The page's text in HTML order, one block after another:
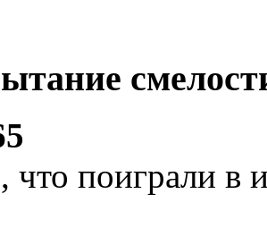
что поиграли в